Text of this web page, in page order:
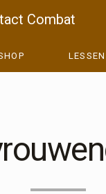
Combat
LESSEN